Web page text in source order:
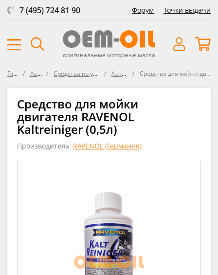
7 (495) 724 81 90 Форум Точки выдачи
оригинальные моторные масла
Главная Автохимия Средства по уходу за автомобилем Автошампуни Средство для мойки двигателя RAVENOL Kaltreiniger
Средство для мойки
двигателя RAVENOL
Kaltreiniger (0,5л)
Производитель: RAVENOL (Германия)